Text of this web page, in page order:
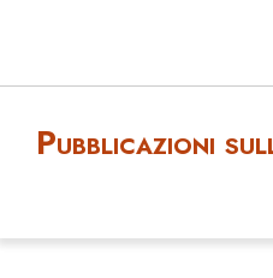
Pubblicazioni